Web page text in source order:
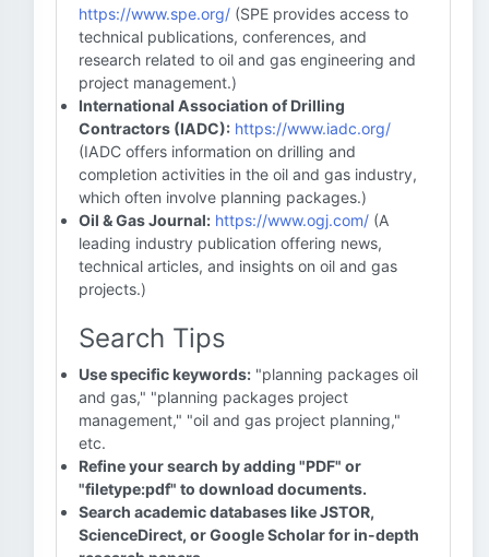
https://www.spe.org/ (SPE provides access to
technical publications, conferences, and
research related to oil and gas engineering and
project management.)
International Association of Drilling
Contractors (IADC): https://www.iadc.org/
(IADC offers information on drilling and
completion activities in the oil and gas industry,
which often involve planning packages.)
Oil & Gas Journal: https://www.ogj.com/ (A
leading industry publication offering news,
technical articles, and insights on oil and gas
projects.)
Search Tips
Use specific keywords: "planning packages oil
and gas," "planning packages project
management," "oil and gas project planning,"
etc.
Refine your search by adding "PDF" or
"filetype:pdf" to download documents.
Search academic databases like JSTOR,
ScienceDirect, or Google Scholar for in-depth